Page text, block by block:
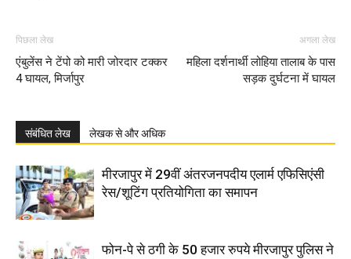
पिछला लेख
एंबुलेंस ने टेंपो को मारी जोरदार टक्कर
4 घायल, मिर्जापुर
अगला लेख
महिला दर्शनार्थी लोहिया तालाब के पास
सड़क दुर्घटना में घायल
संबंधित लेख लेखक से और अधिक
मीरजापुर में 29वीं अंतरजनपदीय एलार्म एफिसिएंसी
रेस/शूटिंग प्रतियोगिता का समापन
फोन-पे से ठगी के 50 हजार रुपये मीरजापुर पुलिस ने